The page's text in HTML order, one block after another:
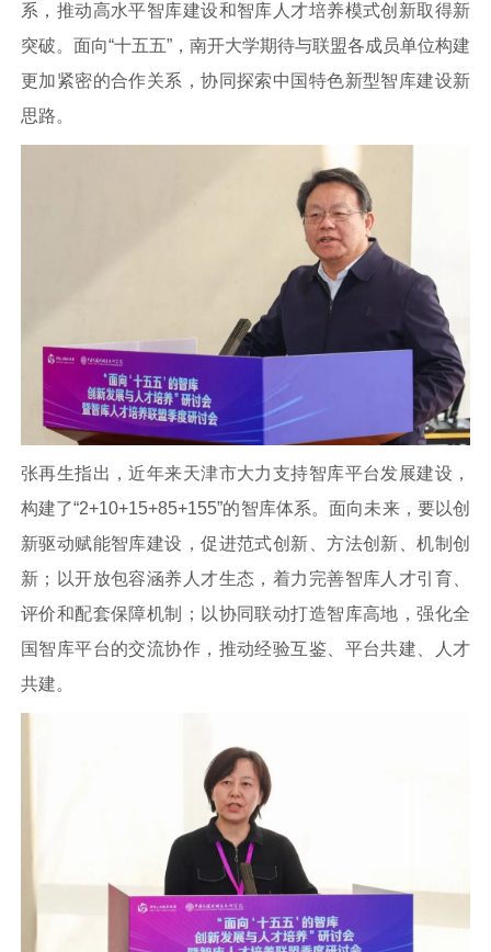
系，推动高水平智库建设和智库人才培养模式创新取得新
突破。面向“十五五”，南开大学期待与联盟各成员单位构建
更加紧密的合作关系，协同探索中国特色新型智库建设新
思路。
张再生指出，近年来天津市大力支持智库平台发展建设，
构建了“2+10+15+85+155”的智库体系。面向未来，要以创
新驱动赋能智库建设，促进范式创新、方法创新、机制创
新；以开放包容涵养人才生态，着力完善智库人才引育、
评价和配套保障机制；以协同联动打造智库高地，强化全
国智库平台的交流协作，推动经验互鉴、平台共建、人才
共建。